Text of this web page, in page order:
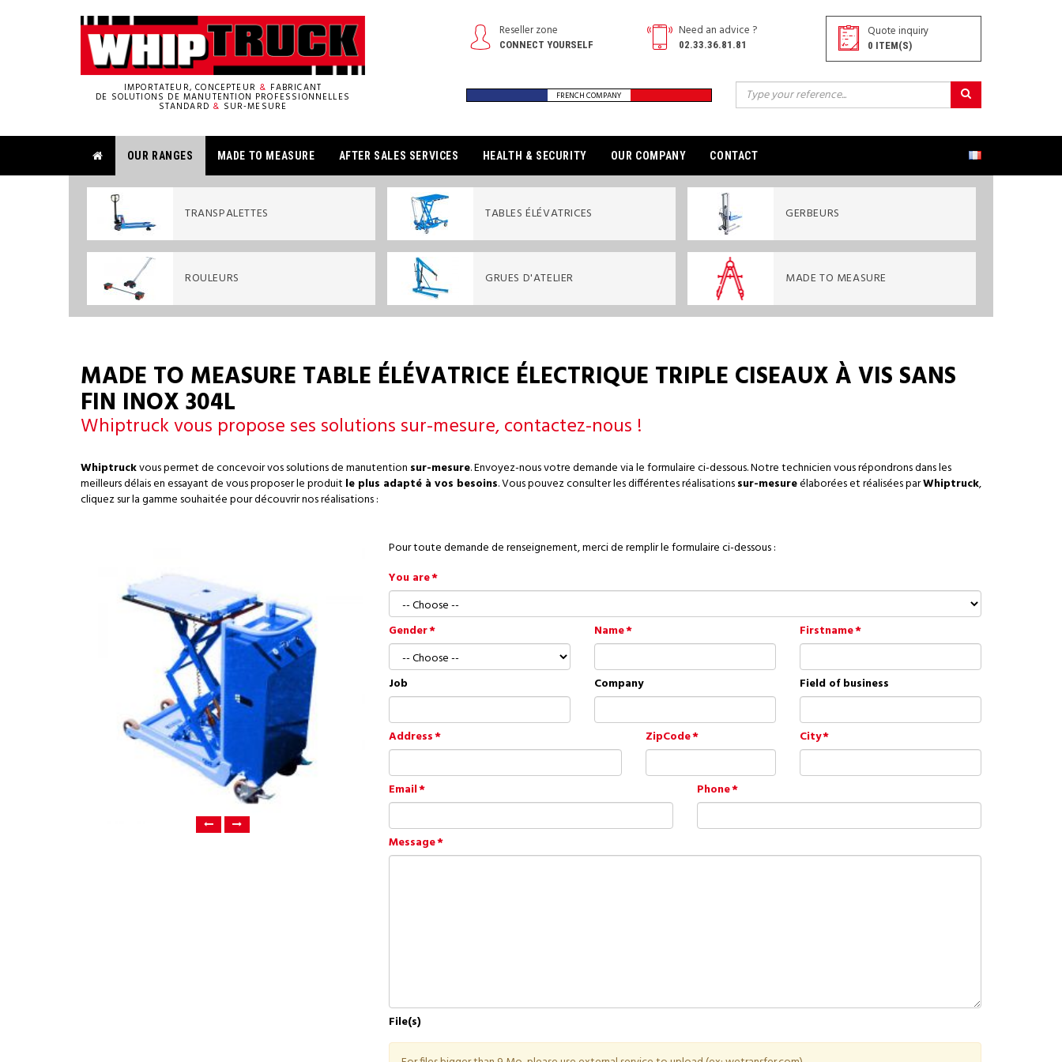
IMPORTATEUR, CONCEPTEUR & FABRICANT
DE SOLUTIONS DE MANUTENTION PROFESSIONNELLES
STANDARD & SUR-MESURE
Reseller zone
CONNECT YOURSELF
Need an advice ?
02.33.36.81.81
Quote inquiry
0 ITEM(S)
FRENCH COMPANY
OUR RANGES MADE TO MEASURE AFTER SALES SERVICES HEALTH & SECURITY OUR COMPANY CONTACT
TRANSPALETTES TABLES ÉLÉVATRICES GERBEURS
ROULEURS GRUES D'ATELIER MADE TO MEASURE
MADE TO MEASURE TABLE ÉLÉVATRICE ÉLECTRIQUE TRIPLE CISEAUX À VIS SANS
FIN INOX 304L
Whiptruck vous propose ses solutions sur-mesure, contactez-nous !
Whiptruckvous permet de concevoir vos solutions de manutention sur-mesure. Envoyez-nous votre demande via le formulaire ci-dessous. Notre technicien vous répondrons dans les
meilleurs délais en essayant de vous proposer le produit le plus adapté à vos besoins. Vous pouvez consulter les différentes réalisationssur-mesureélaborées et réalisées parWhiptruck,
cliquez sur la gamme souhaitée pour découvrir nos réalisations :
Pour toute demande de renseignement, merci de remplir le formulaire ci-dessous :
You are
Gender Name Firstname
Job Company Field of business
Address ZipCode City
Email Phone
Message
File(s)